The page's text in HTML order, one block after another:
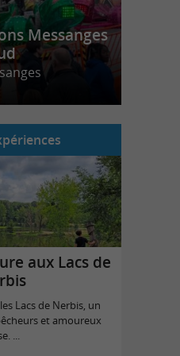
Messanges
aux Lacs de
Lacs de Nerbis, un
et amoureux
...